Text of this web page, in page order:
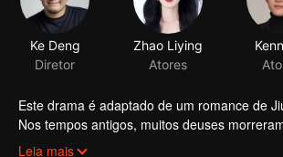
Ke Deng
Diretor
Zhao Liying
Atores
Este drama é adaptado de um romance de
Nos tempos antigos, muitos deuses
emoção ou desejo, vivia além do céu há
Leia mais